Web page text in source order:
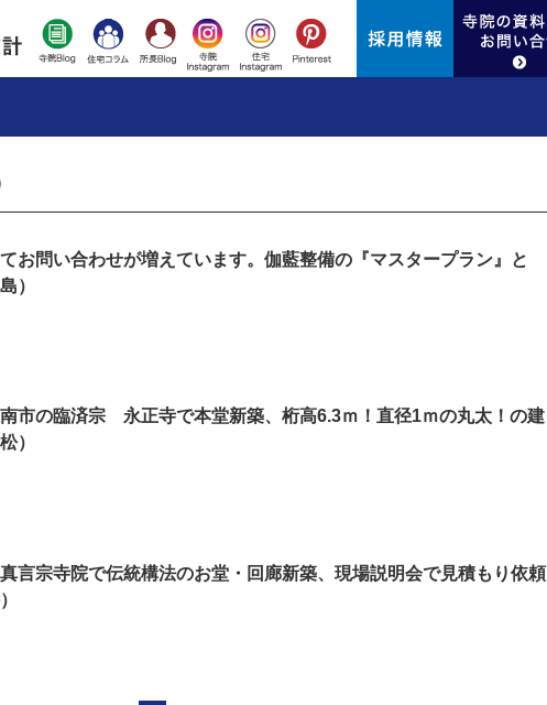
お問い合わせが増えています。伽藍整備の『マスタープラン』と
）
市の臨済宗 永正寺で本堂新築、桁高6.3ｍ！直径1ｍの丸太！の建
）
言宗寺院で伝統構法のお堂・回廊新築、現場説明会で見積もり依頼